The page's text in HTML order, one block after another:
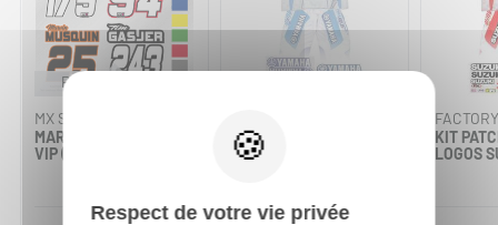
Personnalisable
MX STICKERS
MARQUAGE MAILLOT
VIP (NOM+ N°)
KIT PATCHES ET
LOGOS YAMAHA
KIT
LOGOS
Respect de votre vie privée